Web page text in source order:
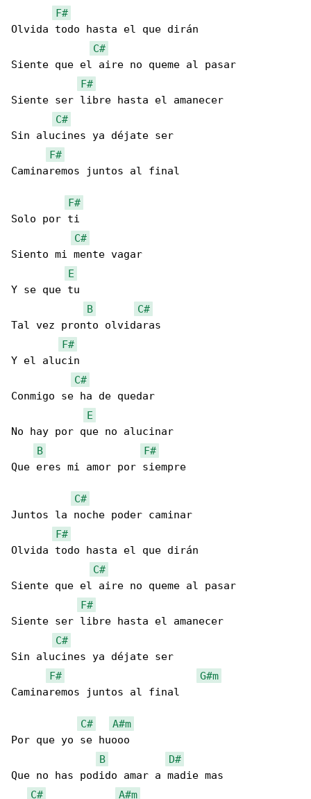
F#
Olvida todo hasta el que dirán
C#
Siente que el aire no queme al pasar
F#
Siente ser libre hasta el amanecer
C#
Sin alucines ya déjate ser
F#
Caminaremos juntos al final
F#
Solo por ti
C#
Siento mi mente vagar
E
Y se que tu
B
C#
Tal vez pronto olvidaras
F#
Y el alucin
C#
Conmigo se ha de quedar
E
No hay por que no alucinar
B
F#
Que eres mi amor por siempre
C#
Juntos la noche poder caminar
F#
Olvida todo hasta el que dirán
C#
Siente que el aire no queme al pasar
F#
Siente ser libre hasta el amanecer
C#
Sin alucines ya déjate ser
F#
G#m
Caminaremos juntos al final
C#
A#m
Por que yo se huooo
B
D#
Que no has podido amar a madie mas
C#
A#m